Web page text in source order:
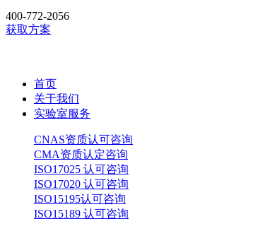
400-772-2056
获取方案
首页
关于我们
实验室服务
CNAS资质认可咨询
CMA资质认定咨询
ISO17025 认可咨询
ISO17020 认可咨询
ISO15195认可咨询
ISO15189 认可咨询